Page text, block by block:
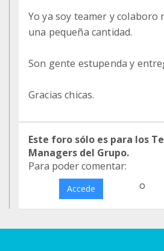
Yo ya soy teamer y colaboro
una pequeña cantidad.
Son gente estupenda y
Gracias chicas.
Este foro sólo es para los
Managers del Grupo.
Para poder comentar:
Accede o